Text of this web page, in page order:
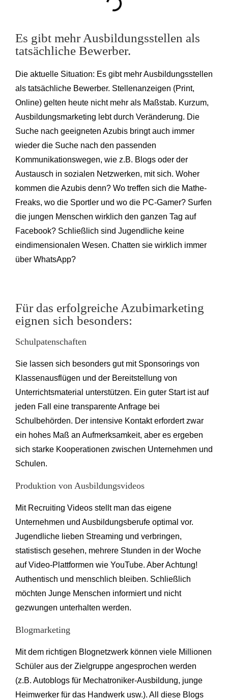
Es gibt mehr Ausbildungsstellen als
tatsächliche Bewerber.
Die aktuelle Situation: Es gibt mehr Ausbildungsstellen
als tatsächliche Bewerber. Stellenanzeigen (Print,
Online) gelten heute nicht mehr als Maßstab. Kurzum,
Ausbildungsmarketing lebt durch Veränderung. Die
Suche nach geeigneten Azubis bringt auch immer
wieder die Suche nach den passenden
Kommunikationswegen, wie z.B. Blogs oder der
Austausch in sozialen Netzwerken, mit sich. Woher
kommen die Azubis denn? Wo treffen sich die Mathe-
Freaks, wo die Sportler und wo die PC-Gamer? Surfen
die jungen Menschen wirklich den ganzen Tag auf
Facebook? Schließlich sind Jugendliche keine
eindimensionalen Wesen. Chatten sie wirklich immer
über WhatsApp?
Für das erfolgreiche Azubimarketing
eignen sich besonders:
Schulpatenschaften
Sie lassen sich besonders gut mit Sponsorings von
Klassenausflügen und der Bereitstellung von
Unterrichtsmaterial unterstützen. Ein guter Start ist auf
jeden Fall eine transparente Anfrage bei
Schulbehörden. Der intensive Kontakt erfordert zwar
ein hohes Maß an Aufmerksamkeit, aber es ergeben
sich starke Kooperationen zwischen Unternehmen und
Schulen.
Produktion von Ausbildungsvideos
Mit Recruiting Videos stellt man das eigene
Unternehmen und Ausbildungsberufe optimal vor.
Jugendliche lieben Streaming und verbringen,
statistisch gesehen, mehrere Stunden in der Woche
auf Video-Plattformen wie YouTube. Aber Achtung!
Authentisch und menschlich bleiben. Schließlich
möchten Junge Menschen informiert und nicht
gezwungen unterhalten werden.
Blogmarketing
Mit dem richtigen Blognetzwerk können viele Millionen
Schüler aus der Zielgruppe angesprochen werden
(z.B. Autoblogs für Mechatroniker-Ausbildung, junge
Heimwerker für das Handwerk usw.). All diese Blogs